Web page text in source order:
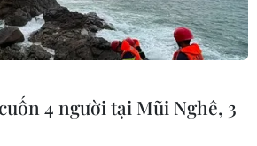
năm 2025 có ít nhất 2-3 ngân
châu Á.
4 người tại Mũi Nghê, 3